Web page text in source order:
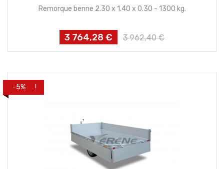
Remorque benne 2.30 x 1.40 x 0.30 - 1300 kg.
Prix
3 764,28 €
Prix
3 962,40 €
PROMO !
-5%